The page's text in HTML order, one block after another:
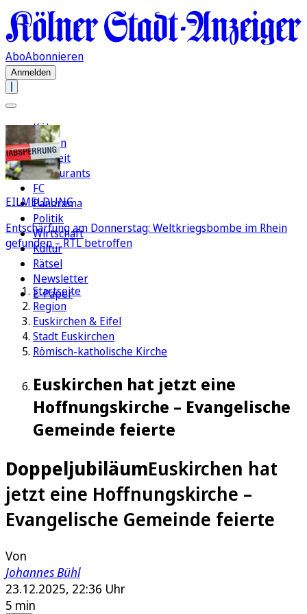
AboAbonnieren
Anmelden
Köln
Region
Freizeit
Restaurants
FC
Panorama
Politik
Wirtschaft
Kultur
Rätsel
Newsletter
E-Paper
EILMELDUNG
Entschärfung am Donnerstag: Weltkriegsbombe im Rhein
gefunden – RTL betroffen
Startseite
Region
Euskirchen & Eifel
Stadt Euskirchen
Römisch-katholische Kirche
Euskirchen hat jetzt eine
Hoffnungskirche – Evangelische
Gemeinde feierte
DoppeljubiläumEuskirchen hat
jetzt eine Hoffnungskirche –
Evangelische Gemeinde feierte
Von
Johannes Bühl
23.12.2025, 22:36 Uhr
5 min